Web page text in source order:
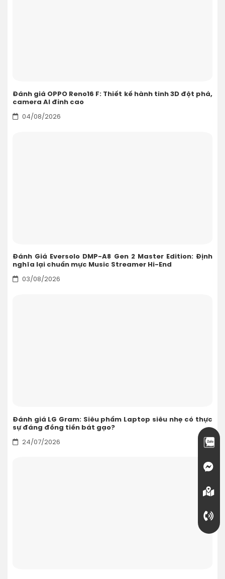
Đánh giá OPPO Reno16 F: Thiết kế hành tinh 3D đột phá,
camera AI đỉnh cao
04/08/2026
Đánh Giá Eversolo DMP-A8 Gen 2 Master Edition: Định
nghĩa lại chuẩn mực Music Streamer Hi-End
03/08/2026
Đánh giá LG Gram: Siêu phẩm Laptop siêu nhẹ có thực
sự đáng đồng tiền bát gạo?
24/07/2026